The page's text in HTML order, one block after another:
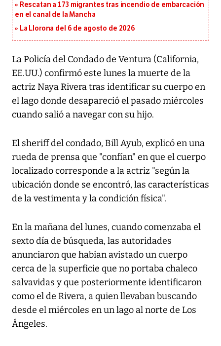
Rescatan a 173 migrantes tras incendio de embarcación
en el canal de la Mancha
La Llorona del 6 de agosto de 2026
La Policía del Condado de Ventura (California,
EE.UU.) confirmó este lunes la muerte de la
actriz Naya Rivera tras identificar su cuerpo en
el lago donde desapareció el pasado miércoles
cuando salió a navegar con su hijo.
El sheriff del condado, Bill Ayub, explicó en una
rueda de prensa que "confían" en que el cuerpo
localizado corresponde a la actriz "según la
ubicación donde se encontró, las características
de la vestimenta y la condición física".
En la mañana del lunes, cuando comenzaba el
sexto día de búsqueda, las autoridades
anunciaron que habían avistado un cuerpo
cerca de la superficie que no portaba chaleco
salvavidas y que posteriormente identificaron
como el de Rivera, a quien llevaban buscando
desde el miércoles en un lago al norte de Los
Ángeles.